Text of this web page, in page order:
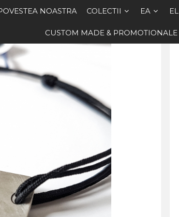
NOASTRA COLECTII EA EL
CUSTOM MADE & PROMOTIONALE